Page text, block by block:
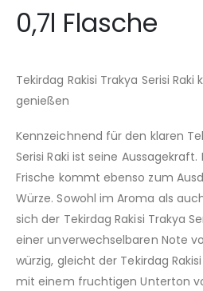
0,7l Flasche
Tekirdag Rakisi Trakya Serisi
genießen
Kennzeichnend für den klaren
Serisi Raki ist seine
Frische kommt ebenso zum
Würze. Sowohl im Aroma als
sich der Tekirdag Rakisi Trakya
einer unverwechselbaren Note
würzig, gleicht der Tekirdag
mit einem fruchtigen Unterton